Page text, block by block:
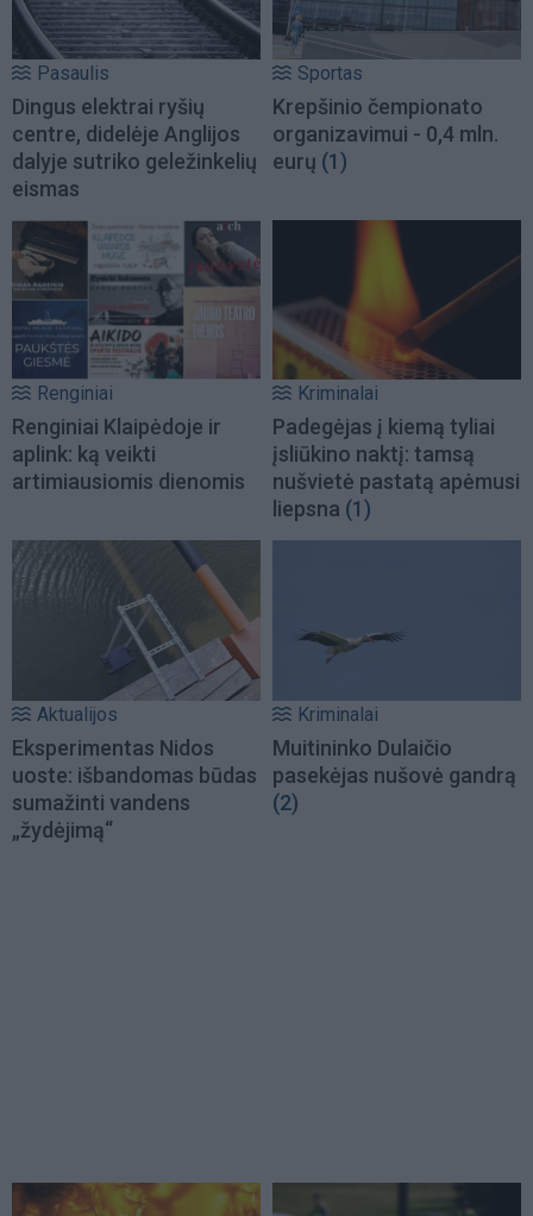
Pasaulis
Dingus elektrai ryšių
centre, didelėje Anglijos
dalyje sutriko geležinkelių
eismas
Sportas
Krepšinio čempionato
organizavimui - 0,4 mln.
eurų (1)
Renginiai
Renginiai Klaipėdoje ir
aplink: ką veikti
artimiausiomis dienomis
Kriminalai
Padegėjas į kiemą tyliai
įsliūkino naktį: tamsą
nušvietė pastatą apėmusi
liepsna (1)
Aktualijos
Eksperimentas Nidos
uoste: išbandomas būdas
sumažinti vandens
„žydėjimą“
Kriminalai
Muitininko Dulaičio
pasekėjas nušovė gandrą
(2)